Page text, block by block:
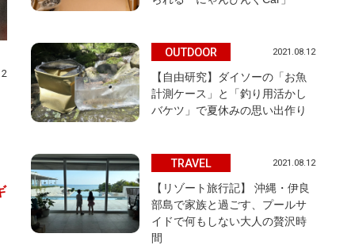
OUTDOOR 2021.08.12
【自由研究】ダイソーの「お魚
計測ケース」と「釣り用活かし
バケツ」で夏休みの思い出作り
TRAVEL 2021.08.12
【リゾート旅行記】 沖縄・伊良
部島で家族と過ごす、プールサ
イドで何もしない大人の贅沢時
間